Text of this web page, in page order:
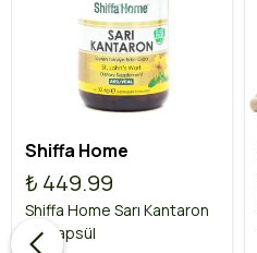
Shiffa Home
₺ 449.99
Shiffa Home Sarı Kantaron
60 Kapsül